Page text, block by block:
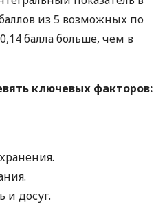
из 5 возможных по
балла больше, чем в
ключевых факторов:
и досуг.